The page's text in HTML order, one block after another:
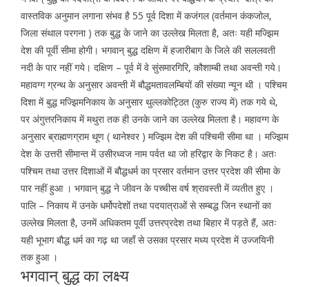
वास्तविक अनुमान लगाना संभव है 55 पूर्व दिशा में कजंगल (वर्तमान कंकजोल,
जिला संथाल परगना ) तक बुद्ध के जाने का उल्लेख मिलता है, अतः यही मज्झिम
देश की पूर्वी सीमा होगी। भगवान् बुद्ध दक्षिण में हजारीबाग के जिले की सललवती
नदी के पार नहीं गये। दक्षिण – पूर्व में वे सुंसमारगिरि, कौशाम्बी तथा अवन्ती गये।
महावग्ग ग्रन्थ के अनुसार अवन्ती में बौद्धमतावलम्बियों की संख्या न्यून थी । पश्चिम
दिशा में बुद्ध मज्झिमनिकाय के अनुसार थुल्लकोट्ठित (कुरु राज्य में) तक गये थे,
पर अंगुत्तरनिकाय में मथुरा तक ही उनके जाने का उल्लेख मिलता है। महावग्ग के
अनुसार ब्राह्मणग्राम थूण ( थानेश्वर ) मज्झिम देश की पश्चिमी सीमा था । मज्झिम
देश के उत्तरी सीमान्त में उसीरध्वज नाम पर्वत था जो हरिद्वार के निकट है। अतः
पश्चिम तथा उत्तर दिशाओं में बौद्धधर्म का प्रसार वर्तमान उत्तर प्रदेश की सीमा के
पार नहीं हुआ । भगवान् बुद्ध ने जीवन के पच्चीस वर्ष श्रावस्ती में व्यतीत हुए ।
पालि – निकाय में उनके धर्मोपदेशों तथा पदयात्राओं से सम्बद्ध जिन स्थानों का
उल्लेख मिलता है, उनमें अधिकतम पूर्वी उत्तरप्रदेश तथा बिहार में पड़ते हैं, अतः
यही भूभाग बौद्ध धर्म का गढ़ था जहाँ से उसका प्रसार मध्य प्रदेश में उज्जयिनी
तक हुआ ।
भगवान् बुद्ध का लक्ष्य